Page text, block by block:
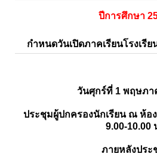
ปีการศึกษา
กำหนดวันเปิดภาคเรียนโรงเรี
วันศุกร์ที่ 1 พฤษภา
ประชุมผู้ปกครองนักเรียน ณ ห้อง
9.00-10.00
ภายหลังประ